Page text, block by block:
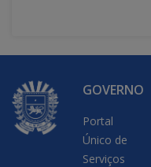
GOVERNO
Portal
Único de
Serviços